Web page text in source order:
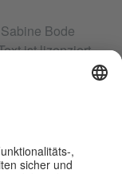
Bode
ist lizenziert
–
Deutschland